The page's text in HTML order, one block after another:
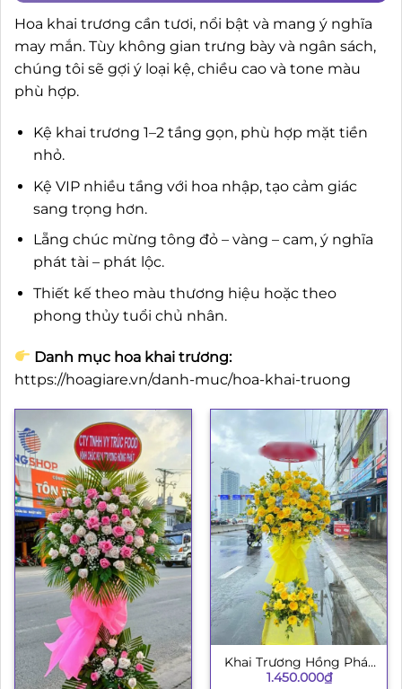
Hoa khai trương cần tươi, nổi bật và mang ý nghĩa
may mắn. Tùy không gian trưng bày và ngân sách,
chúng tôi sẽ gợi ý loại kệ, chiều cao và tone màu
phù hợp.
Kệ khai trương 1–2 tầng gọn, phù hợp mặt tiền
nhỏ.
Kệ VIP nhiều tầng với hoa nhập, tạo cảm giác
sang trọng hơn.
Lẵng chúc mừng tông đỏ – vàng – cam, ý nghĩa
phát tài – phát lộc.
Thiết kế theo màu thương hiệu hoặc theo
phong thủy tuổi chủ nhân.
Danh mục hoa khai trương:
https://hoagiare.vn/danh-muc/hoa-khai-truong
Khai Trương Hồng Phát
003
1.450.000₫